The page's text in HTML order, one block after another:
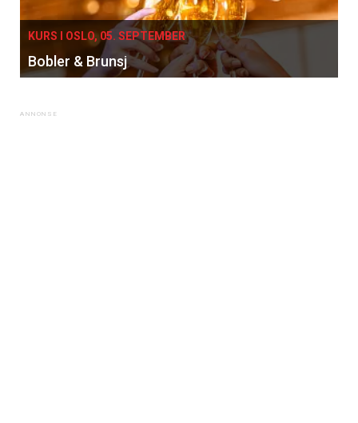
×
KURS I OSLO, 05. SEPTEMBER
Bobler & Brunsj